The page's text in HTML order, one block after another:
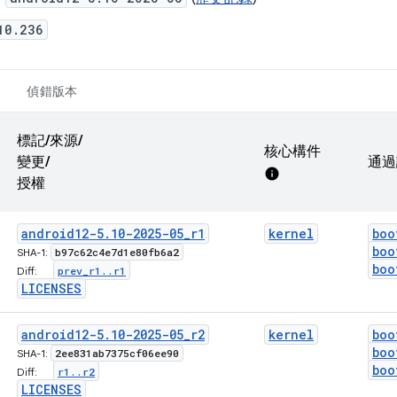
偵錯版本
標記/來源/
變更/
授權
核心構件
info
通
android12-5. 10-2025-05_r1
SHA-1: b97c62c4e7d1e80fb6a2
Diff: prev r1 . . r1
LICENSES
kernel
android12-5. 10-2025-05_r2
SHA-1: 2ee831ab7375cf06ee90
Diff: r1 . . r2
LICENSES
kernel